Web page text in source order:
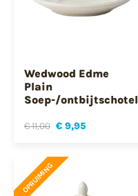
Wedwood Edme
Plain
Soep-/ontbijtschotel
€ 11,00 € 9,95
OPRUIMING